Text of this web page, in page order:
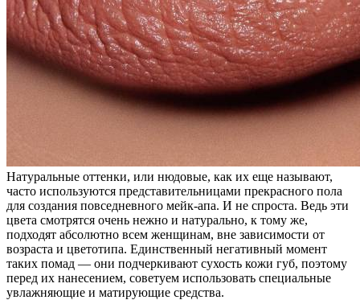
Натуральные оттенки, или нюдовые, как их еще называют,
часто используются представительницами прекрасного пола
для создания повседневного мейк-апа. И не спроста. Ведь эти
цвета смотрятся очень нежно и натурально, к тому же,
подходят абсолютно всем женщинам, вне зависимости от
возраста и цветотипа. Единственный негативный момент
таких помад — они подчеркивают сухость кожи губ, поэтому
перед их нанесением, советуем использовать специальные
увлажняющие и матирующие средства.